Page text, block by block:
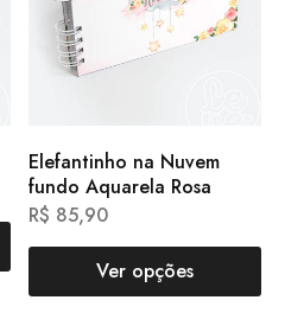
Elefantinho na Nuvem
fundo Aquarela Rosa
R$ 85,90
Ver opções